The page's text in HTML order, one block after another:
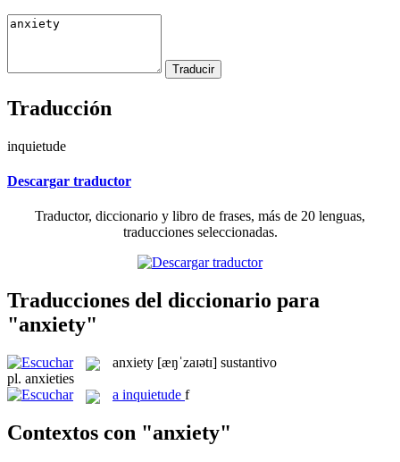
Traducción
inquietude
Descargar traductor
Traductor, diccionario y libro de frases, más de 20 lenguas,
traducciones seleccionadas.
Traducciones del diccionario para
"anxiety"
anxiety [æŋˈzaɪətɪ] sustantivo
pl. anxieties
a inquietude f
Contextos con "anxiety"